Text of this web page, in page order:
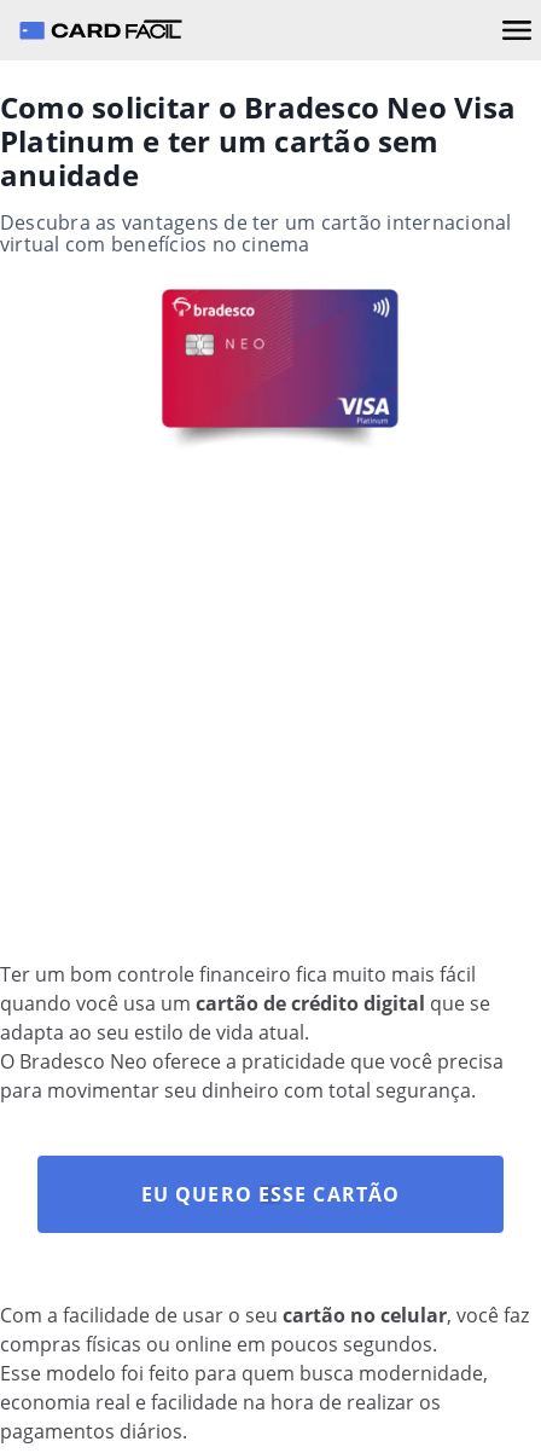
Como solicitar o Bradesco Neo Visa
Platinum e ter um cartão sem
anuidade
Descubra as vantagens de ter um cartão internacional
virtual com benefícios no cinema
Ter um bom controle financeiro fica muito mais fácil
quando você usa um cartão de crédito digital que se
adapta ao seu estilo de vida atual.
O Bradesco Neo oferece a praticidade que você precisa
para movimentar seu dinheiro com total segurança.
EU QUERO ESSE CARTÃO
Com a facilidade de usar o seu cartão no celular, você faz
compras físicas ou online em poucos segundos.
Esse modelo foi feito para quem busca modernidade,
economia real e facilidade na hora de realizar os
pagamentos diários.